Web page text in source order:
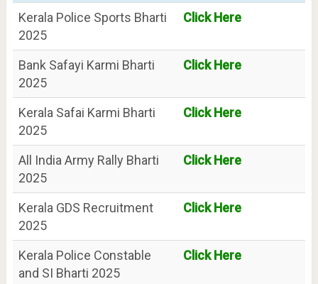
Kerala Police Sports Bharti
2025
Click Here
Bank Safayi Karmi Bharti
2025
Click Here
Kerala Safai Karmi Bharti
2025
Click Here
All India Army Rally Bharti
2025
Click Here
Kerala GDS Recruitment
2025
Click Here
Kerala Police Constable
and SI Bharti 2025
Click Here